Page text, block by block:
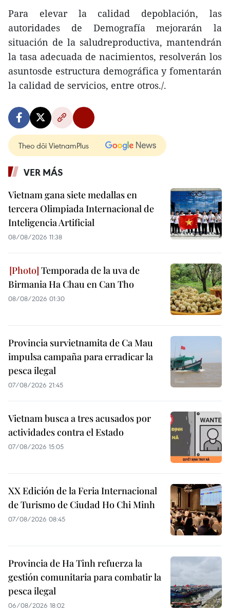
Para elevar la calidad depoblación, las
autoridades de Demografía mejorarán la
situación de la saludreproductiva, mantendrán
la tasa adecuada de nacimientos, resolverán los
asuntosde estructura demográfica y fomentarán
la calidad de servicios, entre otros./.
Theo dõi VietnamPlus
VER MÁS
Vietnam gana siete medallas en
tercera Olimpiada Internacional de
Inteligencia Artificial
08/08/2026 11:38
Temporada de la uva de
Birmania Ha Chau en Can Tho
08/08/2026 01:30
Provincia survietnamita de Ca Mau
impulsa campaña para erradicar la
pesca ilegal
07/08/2026 21:45
Vietnam busca a tres acusados por
actividades contra el Estado
07/08/2026 15:05
XX Edición de la Feria Internacional
de Turismo de Ciudad Ho Chi Minh
07/08/2026 08:45
Provincia de Ha Tinh refuerza la
gestión comunitaria para combatir la
pesca ilegal
06/08/2026 18:02